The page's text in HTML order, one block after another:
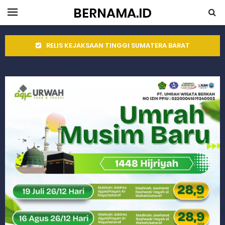
BERNAMA.ID
RELIS KEJAKSAAN TINGGI SUMATERA BARAT
Dilantik sebagai Ketua Umum Gema Keadilan, Rahmat Saleh Ajak Anak Muda Jadi Pemimpin Bangsa
Bangunan Liar di Atas Aset PT KAI Diduga Dibiarkan, Publik Pertanyakan Ketegasan Penegakan Hukum
Gubernur Mahyeldi dan Menteri LH Bahas Penguatan Perhutanan Sosial, Pengelolaan Sampah, dan Perdagangan Karbon
Soal Isu Kejati Sumatera Barat Jemput Mahasiswa Paska Demo, Ini Bantahan Asintel Kejati Sumbar
Danrem 032/Wbr: Jadikan Pengabdian sebagai Ibadah kepada Tuhan Yang Maha Esa
Ini Penjelasan Kejaksaan Tinggi Sumatera Barat tentang Kasus Jembatan Sikabu Padang Pariaman
Rahmat Saleh Ingatkan Agrinas soal Defisit Operasional dan Pendapatan